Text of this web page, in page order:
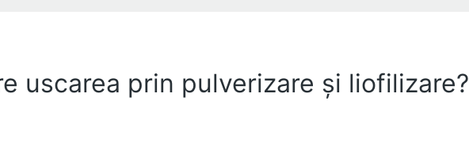
uscarea prin pulverizare și liofilizare?